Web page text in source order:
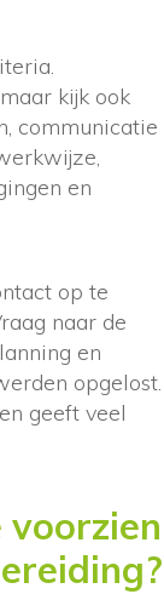
kijk ook
communicatie
en
op te
naar de
en
opgelost.
geeft veel
voorzien